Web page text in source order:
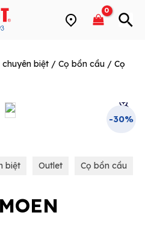
biệt / Cọ bồn cầu / Cọ
-30%
biệt Outlet Cọ bồn cầu